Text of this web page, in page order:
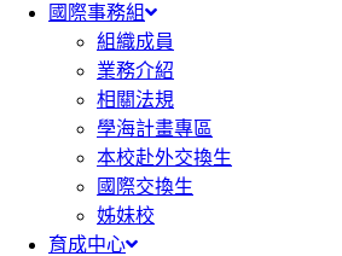
國際事務組
組織成員
業務介紹
相關法規
學海計畫專區
本校赴外交換生
國際交換生
姊妹校
育成中心